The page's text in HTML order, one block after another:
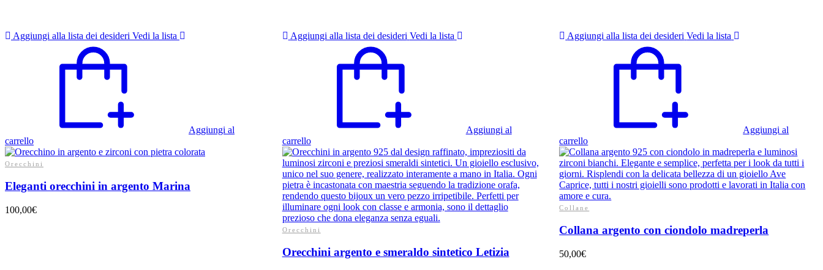
Aggiungi alla lista dei desideri Vedi la lista
Aggiungi al
carrello
Orecchini
Eleganti orecchini in argento Marina
100,00€
Aggiungi alla lista dei desideri Vedi la lista
Aggiungi al
carrello
Orecchini
Orecchini argento e smeraldo sintetico Letizia
Aggiungi alla lista dei desideri Vedi la lista
Aggiungi al
carrello
Collane
Collana argento con ciondolo madreperla
50,00€